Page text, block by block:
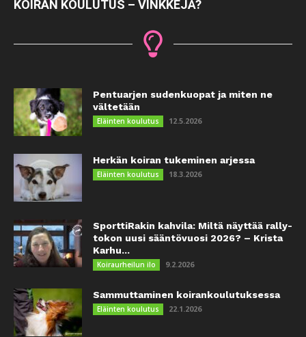
KOIRAN KOULUTUS – VINKKEJÄ?
Pentuarjen sudenkuopat ja miten ne
vältetään
Eläinten koulutus 12.5.2026
Herkän koiran tukeminen arjessa
Eläinten koulutus 18.3.2026
SporttiRakin kahvila: Miltä näyttää rally-
tokon uusi sääntövuosi 2026? – Krista
Karhu...
Koiraurheilun ilo 9.2.2026
Sammuttaminen koirankoulutuksessa
Eläinten koulutus 22.1.2026